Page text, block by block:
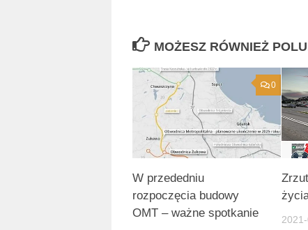
MOŻESZ RÓWNIEŻ
0
W przededniu
rozpoczęcia budowy
OMT – ważne spotkanie